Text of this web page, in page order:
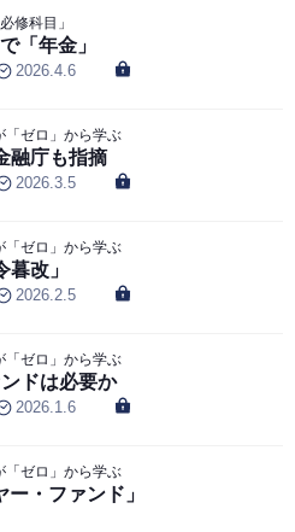
修科目」
「年金」
2026.4.6
ゼロ」から学ぶ
融庁も指摘
2026.3.5
ゼロ」から学ぶ
暮改」
2026.2.5
ゼロ」から学ぶ
ドは必要か
2026.1.6
ゼロ」から学ぶ
ー・ファンド」